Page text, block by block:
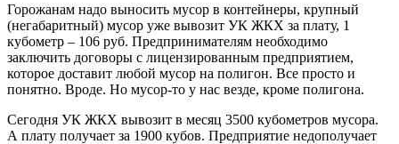
Горожанам надо выносить мусор в контейнеры, крупный
(негабаритный) мусор уже вывозит УК ЖКХ за плату, 1
кубометр – 106 руб. Предпринимателям необходимо
заключить договоры с лицензированным предприятием,
которое доставит любой мусор на полигон. Все просто и
понятно. Вроде. Но мусор-то у нас везде, кроме полигона.
Сегодня УК ЖКХ вывозит в месяц 3500 кубометров мусора.
А плату получает за 1900 кубов. Предприятие недополучает